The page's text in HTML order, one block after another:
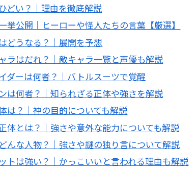
どい？｜理由を徹底解説
挙公開｜ヒーローや怪人たちの言葉【厳選】
どうなる？｜展開を予想
ラはだれ？｜敵キャラ一覧と声優も解説
ダーは何者？｜バトルスーツで覚醒
は何者？｜知られざる正体や強さを解説
は？｜神の目的についても解説
体とは？｜強さや意外な能力についても解説
んな人物？｜強さや謎の独り言について解説
トは強い？｜かっこいいと言われる理由も解説